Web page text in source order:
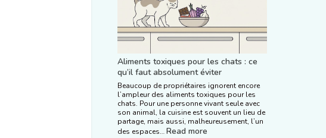
Aliments toxiques pour les chats : ce
qu’il faut absolument éviter
Beaucoup de propriétaires ignorent encore
l’ampleur des aliments toxiques pour les
chats. Pour une personne vivant seule avec
son animal, la cuisine est souvent un lieu de
partage, mais aussi, malheureusement, l’un
des espaces…Read more